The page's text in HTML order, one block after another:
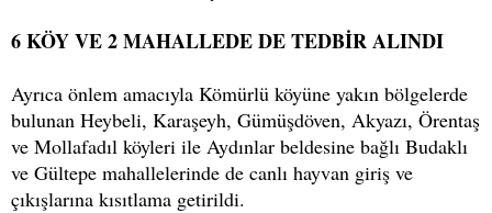
6 KÖY VE 2 MAHALLEDE DE TEDBİR ALINDI
Ayrıca önlem amacıyla Kömürlü köyüne yakın bölgelerde
bulunan Heybeli, Karaşeyh, Gümüşdöven, Akyazı, Örentaş
ve Mollafadıl köyleri ile Aydınlar beldesine bağlı Budaklı
ve Gültepe mahallelerinde de canlı hayvan giriş ve
çıkışlarına kısıtlama getirildi.